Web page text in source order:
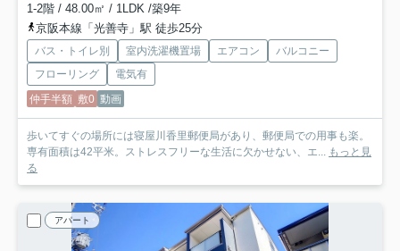
1-2階 / 48.00㎡ / 1LDK /築9年
京阪本線「光善寺」駅 徒歩25分
バス・トイレ別 室内洗濯機置場 エアコン
バルコニー
フローリング
電気有
仲手半額 敷0 動画
歩いてすぐの場所には寝屋川香里郵便局があり、郵便局での用事も楽。
専有面積は42平米。ストレスフリーな生活に欠かせない、エ...
もっと見
る
アパート